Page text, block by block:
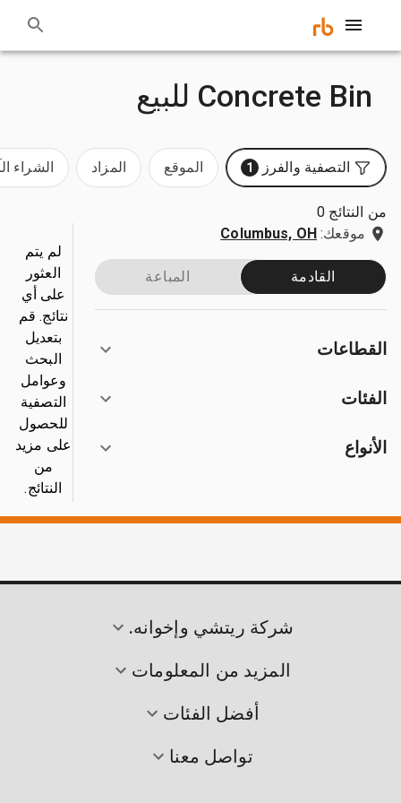
Concrete Bin للبيع
التصفية والفرز 1 الموقع المزاد الشراء
من النتائج 0
موقعك: Columbus, OH
القادمة المباعة
القطاعات
الفئات
الأنواع
لم يتم
العثور
على أي
نتائج. قم
بتعديل
البحث
وعوامل
التصفية
للحصول
على مزيد
من
النتائج.
شركة ريتشي وإخوانه.
المزيد من المعلومات
أفضل الفئات
تواصل معنا